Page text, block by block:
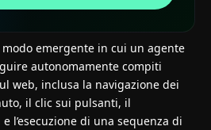
emergente in cui un agente
autonomamente compiti
web, inclusa la navigazione dei
il clic sui pulsanti, il
l’esecuzione di una sequenza di